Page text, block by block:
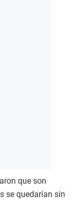
que son
se quedarían sin